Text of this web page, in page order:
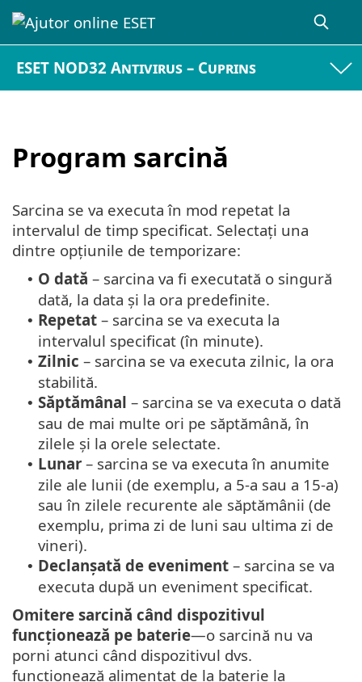
ESET NOD32 Antivirus – Cuprins
Program sarcină
Sarcina se va executa în mod repetat la
intervalul de timp specificat. Selectați una
dintre opțiunile de temporizare:
• O dată – sarcina va fi executată o singură
dată, la data și la ora predefinite.
• Repetat – sarcina se va executa la
intervalul specificat (în minute).
• Zilnic – sarcina se va executa zilnic, la ora
stabilită.
• Săptămânal – sarcina se va executa o dată
sau de mai multe ori pe săptămână, în
zilele și la orele selectate.
• Lunar – sarcina se va executa în anumite
zile ale lunii (de exemplu, a 5-a sau a 15-a)
sau în zilele recurente ale săptămânii (de
exemplu, prima zi de luni sau ultima zi de
vineri).
• Declanșată de eveniment – sarcina se va
executa după un eveniment specificat.
Omitere sarcină când dispozitivul
funcționează pe baterie—o sarcină nu va
porni atunci când dispozitivul dvs.
funcționează alimentat de la baterie la